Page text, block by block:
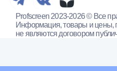
Profscreen 2023-2026 © Все
Информация, товары и цены,
не являются договором